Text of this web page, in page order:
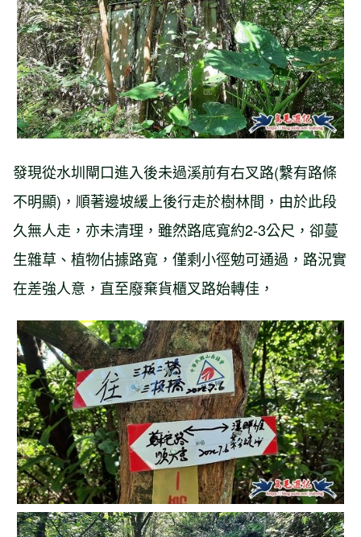
發現從水圳閘口進入後未過溪前有右叉路(繫有路條
不明顯)，順著邊坡緩上後行走於樹林間，由於此段
久無人走，亦未清理，雖然路底寬約2-3公尺，卻蔓
生雜草、植物佔據路寬，僅剩小徑勉可通過，路況實
在差強人意，直至廢棄貨櫃叉路始轉佳，